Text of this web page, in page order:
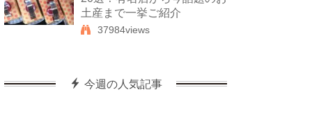
土産まで一挙ご紹介
37984views
今週の人気記事